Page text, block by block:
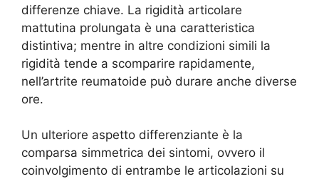
differenze chiave. La rigidità articolare
mattutina prolungata è una caratteristica
distintiva; mentre in altre condizioni simili la
rigidità tende a scomparire rapidamente,
nell’artrite reumatoide può durare anche diverse
ore.
Un ulteriore aspetto differenziante è la
comparsa simmetrica dei sintomi, ovvero il
coinvolgimento di entrambe le articolazioni su